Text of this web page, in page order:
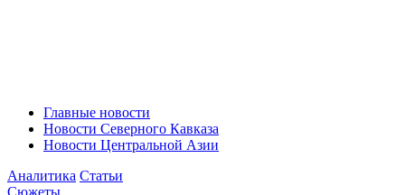
Главные новости
Новости Северного Кавказа
Новости Центральной Азии
Аналитика Статьи
Сюжеты